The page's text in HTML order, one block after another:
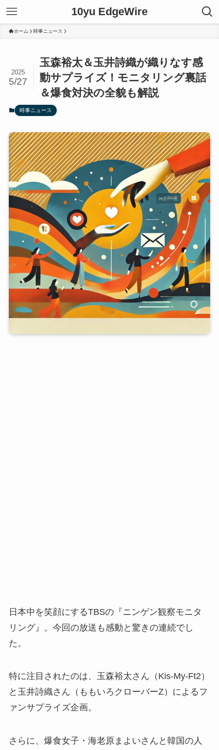
10yu EdgeWire
ホーム 時事ニュース
玉森裕太＆玉井詩織が織りなす感
動サプライズ！モニタリング裏話
＆爆食対決の全貌も解説
2025
5/27
時事ニュース
日本中を笑顔にするTBSの『ニンゲン観察モニタ
リング』。今回の放送も感動と驚きの連続でし
た。
特に注目されたのは、玉森裕太さん（Kis-My-Ft2）
と玉井詩織さん（ももいろクローバーZ）によるフ
ァンサプライズ企画。
さらに、爆食女子・海老原まよいさんと韓国の人